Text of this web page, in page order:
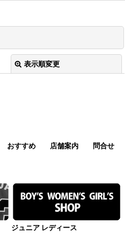
表示順変更
絞り込む
おすすめ 店舗案内 問合せ
ジュニア レディース